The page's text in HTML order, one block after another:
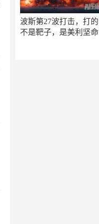
波斯第27波打击，打的
不是靶子，是美利坚命